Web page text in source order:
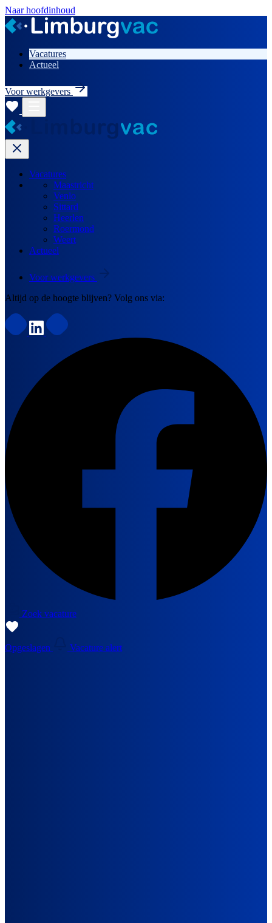
Naar hoofdinhoud
Vacatures
Actueel
Voor werkgevers
Vacatures
Maastricht
Venlo
Sittard
Heerlen
Roermond
Weert
Actueel
Voor werkgevers
Altijd op de hoogte blijven? Volg ons via:
Zoek vacature
Opgeslagen Vacature alert